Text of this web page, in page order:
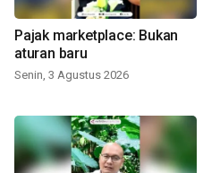
Pajak marketplace: Bukan
aturan baru
Senin, 3 Agustus 2026